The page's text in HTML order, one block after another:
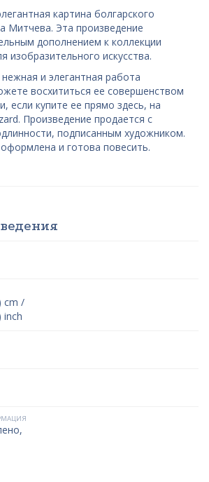
картина болгарского
Митчева. Эта произведение
дополнением к коллекции
изобразительного искусства.
и элегантная работа
восхититься ее совершенством
если купите ее прямо здесь, на
Произведение продается с
подписанным художником.
и готова повесить.
cm /
inch